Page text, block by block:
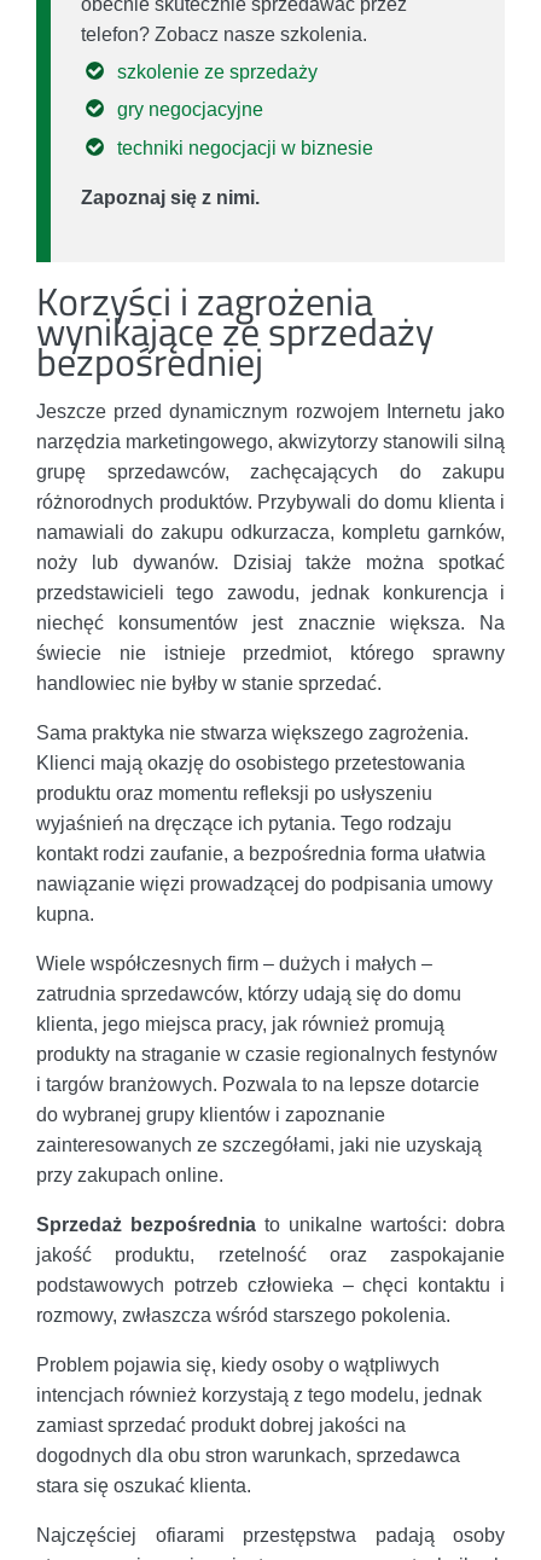
telefon? Zobacz nasze szkolenia.
szkolenie ze sprzedaży
gry negocjacyjne
techniki negocjacji w biznesie
Zapoznaj się z nimi.
Korzyści i zagrożenia
wynikające ze sprzedaży
bezpośredniej
Jeszcze przed dynamicznym rozwojem Internetu jako
narzędzia marketingowego, akwizytorzy stanowili silną
grupę sprzedawców, zachęcających do zakupu
różnorodnych produktów. Przybywali do domu klienta i
namawiali do zakupu odkurzacza, kompletu garnków,
noży lub dywanów. Dzisiaj także można spotkać
przedstawicieli tego zawodu, jednak konkurencja i
niechęć konsumentów jest znacznie większa. Na
świecie nie istnieje przedmiot, którego sprawny
handlowiec nie byłby w stanie sprzedać.
Sama praktyka nie stwarza większego zagrożenia.
Klienci mają okazję do osobistego przetestowania
produktu oraz momentu refleksji po usłyszeniu
wyjaśnień na dręczące ich pytania. Tego rodzaju
kontakt rodzi zaufanie, a bezpośrednia forma ułatwia
nawiązanie więzi prowadzącej do podpisania umowy
kupna.
Wiele współczesnych firm – dużych i małych –
zatrudnia sprzedawców, którzy udają się do domu
klienta, jego miejsca pracy, jak również promują
produkty na straganie w czasie regionalnych festynów
i targów branżowych. Pozwala to na lepsze dotarcie
do wybranej grupy klientów i zapoznanie
zainteresowanych ze szczegółami, jaki nie uzyskają
przy zakupach online.
Sprzedaż bezpośrednia to unikalne wartości: dobra
jakość produktu, rzetelność oraz zaspokajanie
podstawowych potrzeb człowieka – chęci kontaktu i
rozmowy, zwłaszcza wśród starszego pokolenia.
Problem pojawia się, kiedy osoby o wątpliwych
intencjach również korzystają z tego modelu, jednak
zamiast sprzedać produkt dobrej jakości na
dogodnych dla obu stron warunkach, sprzedawca
stara się oszukać klienta.
Najczęściej ofiarami przestępstwa padają osoby